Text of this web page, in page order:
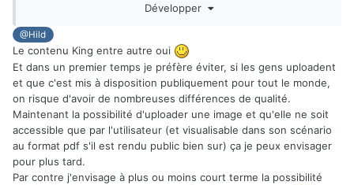
En tout cas ton petit outil fait son petit effet sur BGG
Développer
@Hild
Le contenu King entre autre oui
Et dans un premier temps je préfère éviter, si les gens uploadent
et que c'est mis à disposition publiquement pour tout le monde,
on risque d'avoir de nombreuses différences de qualité.
Maintenant la possibilité d'uploader une image et qu'elle ne soit
accessible que par l'utilisateur (et visualisable dans son scénario
au format pdf s'il est rendu public bien sur) ça je peux envisager
pour plus tard.
Par contre j'envisage à plus ou moins court terme la possibilité